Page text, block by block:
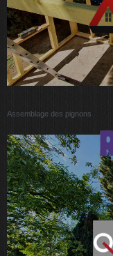
Assemblage des pignons